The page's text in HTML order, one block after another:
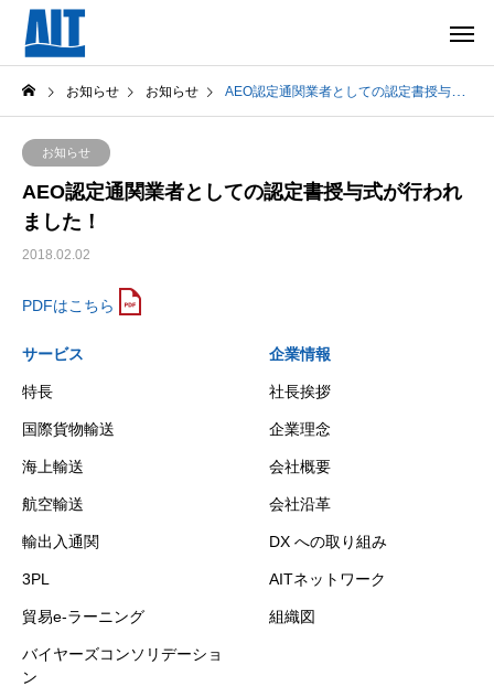
お知らせ お知らせ AEO認定通関業者としての認定書授与式が行われました！
お知らせ
AEO認定通関業者としての認定書授与式が行われ
ました！
2018.02.02
PDFはこちら
サービス
特長
国際貨物輸送
海上輸送
航空輸送
輸出入通関
3PL
貿易e-ラーニング
バイヤーズコンソリデーショ
ン
企業情報
社長挨拶
企業理念
会社概要
会社沿革
DX への取り組み
AITネットワーク
組織図